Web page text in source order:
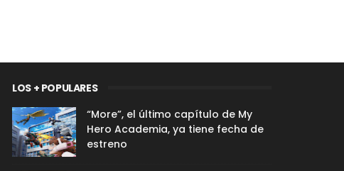
LOS + POPULARES
“More”, el último capítulo de My
Hero Academia, ya tiene fecha de
estreno